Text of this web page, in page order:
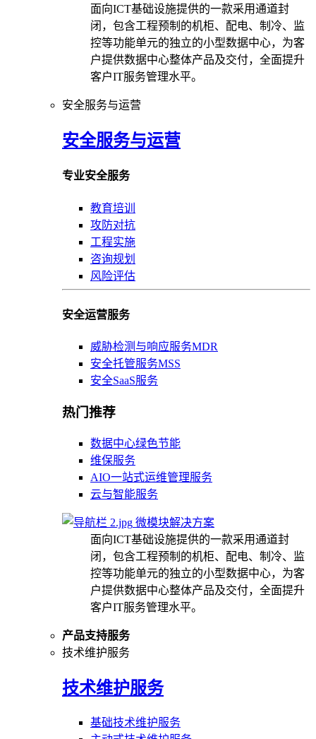
面向ICT基础设施提供的一款采用通道封
闭，包含工程预制的机柜、配电、制冷、监
控等功能单元的独立的小型数据中心，为客
户提供数据中心整体产品及交付，全面提升
客户IT服务管理水平。
安全服务与运营
安全服务与运营
专业安全服务
教育培训
攻防对抗
工程实施
咨询规划
风险评估
安全运营服务
威胁检测与响应服务MDR
安全托管服务MSS
安全SaaS服务
热门推荐
数据中心绿色节能
维保服务
AIO一站式运维管理服务
云与智能服务
微模块解决方案
面向ICT基础设施提供的一款采用通道封
闭，包含工程预制的机柜、配电、制冷、监
控等功能单元的独立的小型数据中心，为客
户提供数据中心整体产品及交付，全面提升
客户IT服务管理水平。
产品支持服务
技术维护服务
技术维护服务
基础技术维护服务